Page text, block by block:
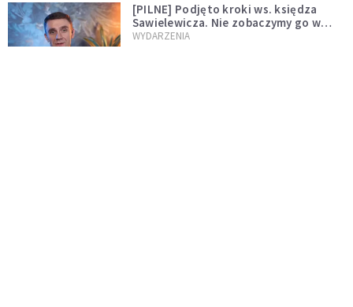
[PILNE] Podjęto kroki ws. księdza
Sawielewicza. Nie zobaczymy go w
mediach
WYDARZENIA